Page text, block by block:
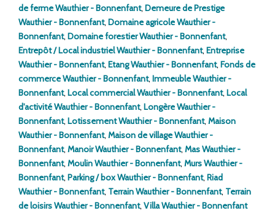
ENTREPRISES
NOS AGENCES
Nos Collaborateurs
CONTACT
ACCÈS GESTION ICS
de ferme Wauthier - Bonnenfant, Demeure de Prestige
Wauthier - Bonnenfant, Domaine agricole Wauthier -
Bonnenfant, Domaine forestier Wauthier - Bonnenfant,
Entrepôt / Local industriel Wauthier - Bonnenfant, Entreprise
Wauthier - Bonnenfant, Etang Wauthier - Bonnenfant, Fonds de
commerce Wauthier - Bonnenfant, Immeuble Wauthier -
Bonnenfant, Local commercial Wauthier - Bonnenfant, Local
d'activité Wauthier - Bonnenfant, Longère Wauthier -
Bonnenfant, Lotissement Wauthier - Bonnenfant, Maison
Wauthier - Bonnenfant, Maison de village Wauthier -
Bonnenfant, Manoir Wauthier - Bonnenfant, Mas Wauthier -
Bonnenfant, Moulin Wauthier - Bonnenfant, Murs Wauthier -
Bonnenfant, Parking / box Wauthier - Bonnenfant, Riad
Wauthier - Bonnenfant, Terrain Wauthier - Bonnenfant, Terrain
de loisirs Wauthier - Bonnenfant, Villa Wauthier - Bonnenfant